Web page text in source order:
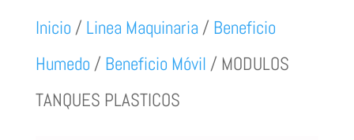
Inicio / Linea Maquinaria / Beneficio
Humedo / Beneficio Móvil / MODULOS
TANQUES PLASTICOS